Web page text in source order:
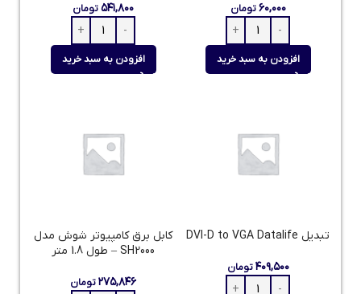
۶۰,۰۰۰ تومان
افزودن به سبد خرید
۵۴۱,۸۰۰تومان
افزودن به سبد خرید
تبدیل DVI-D to VGA Datalife
۴۰۹,۵۰۰ تومان
کابل برق کامپیوتر شوش مدل
SH2000 – طول 1.8 متر
۲۷۵,۸۴۶تومان